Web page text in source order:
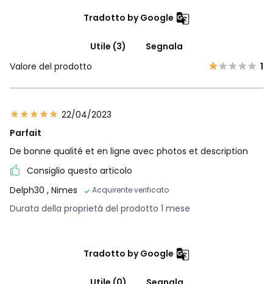
Tradotto by Google
Utile (3)
Segnala
Valore del prodotto
1
22/04/2023
Parfait
De bonne qualité et en ligne avec photos et description
Consiglio questo articolo
Delph30 , Nimes Acquirente verificato
Durata della proprietà del prodotto 1 mese
Tradotto by Google